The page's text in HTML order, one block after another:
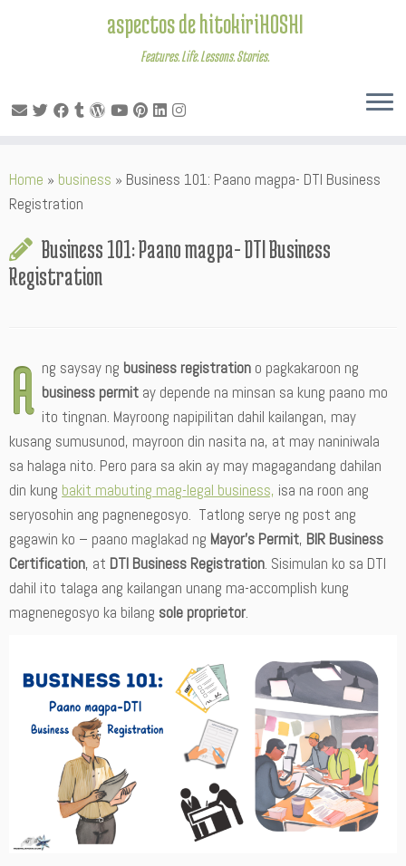
to
content
aspectos de hitokiriHOSHI
Features. Life. Lessons. Stories.
Home » business » Business 101: Paano magpa- DTI Business
Registration
Business 101: Paano magpa- DTI Business
Registration
A ng saysay ng business registration o pagkakaroon ng
business permit ay depende na minsan sa kung paano mo
ito tingnan. Mayroong napipilitan dahil kailangan, may
kusang sumusunod, mayroon din nasita na, at may naniniwala
sa halaga nito. Pero para sa akin ay may magagandang dahilan
din kung bakit mabuting mag-legal business, isa na roon ang
seryosohin ang pagnenegosyo. Tatlong serye ng post ang
gagawin ko – paano maglakad ng Mayor’s Permit, BIR Business
Certification, at DTI Business Registration. Sisimulan ko sa DTI
dahil ito talaga ang kailangan unang ma-accomplish kung
magnenegosyo ka bilang sole proprietor.